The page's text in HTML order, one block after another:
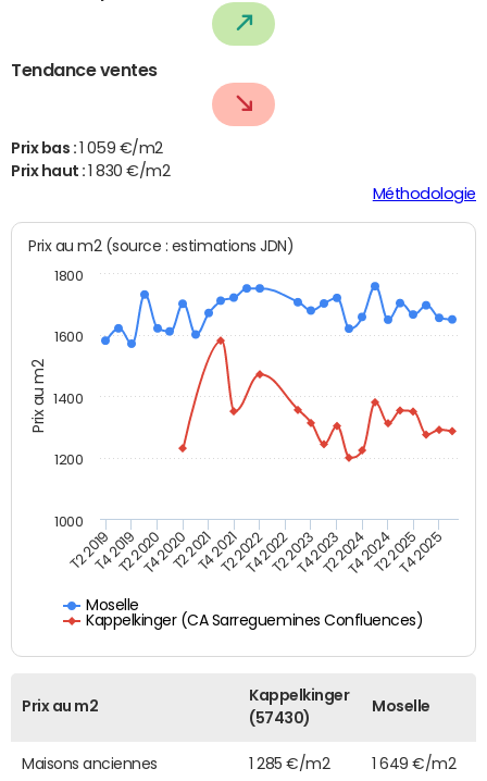
Tendance ventes
Prix bas :
1 059 €/m2
Prix haut :
1 830 €/m2
Méthodologie
Prix au m2
Prix au m2 (source : estimations JDN)
Moselle
Kappelkinger (CA Sarreguemines Confluences)
T2 2019T4 2019T2 2020T4 2020T2 2021T4 2021T2 2022T4 2022T2 2023T4 2023T2 2024T4 2024T2 2025T4 2025
1000
1200
1400
1600
1800
Prix au m2
Kappelkinger
(57430)
Moselle
Maisons anciennes 1 285 €/m2 1 649 €/m2